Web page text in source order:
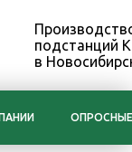
подстанций
в